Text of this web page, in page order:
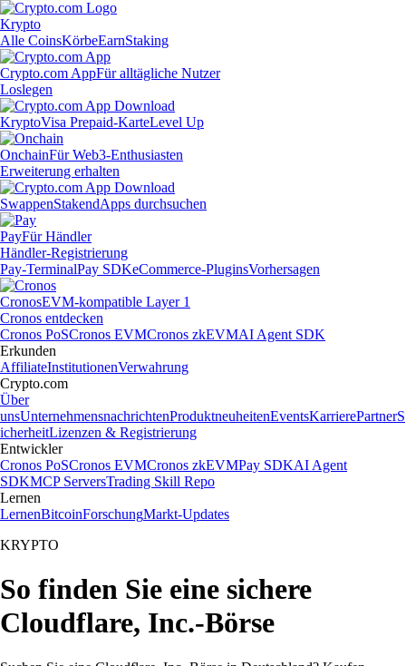
Krypto
Alle CoinsKörbeEarnStaking
Crypto.com AppFür alltägliche Nutzer
Loslegen
KryptoVisa Prepaid-KarteLevel Up
OnchainFür Web3-Enthusiasten
Erweiterung erhalten
SwappenStakendApps durchsuchen
PayFür Händler
Händler-Registrierung
Pay-TerminalPay SDKeCommerce-PluginsVorhersagen
CronosEVM-kompatible Layer 1
Cronos entdecken
Cronos PoSCronos EVMCronos zkEVMAI Agent SDK
Erkunden
AffiliateInstitutionenVerwahrung
Crypto.com
Über
unsUnternehmensnachrichtenProduktneuheitenEventsKarrierePartnerS
icherheitLizenzen & Registrierung
Entwickler
Cronos PoSCronos EVMCronos zkEVMPay SDKAI Agent
SDKMCP ServersTrading Skill Repo
Lernen
LernenBitcoinForschungMarkt-Updates
KRYPTO
So finden Sie eine sichere
Cloudflare, Inc.-Börse